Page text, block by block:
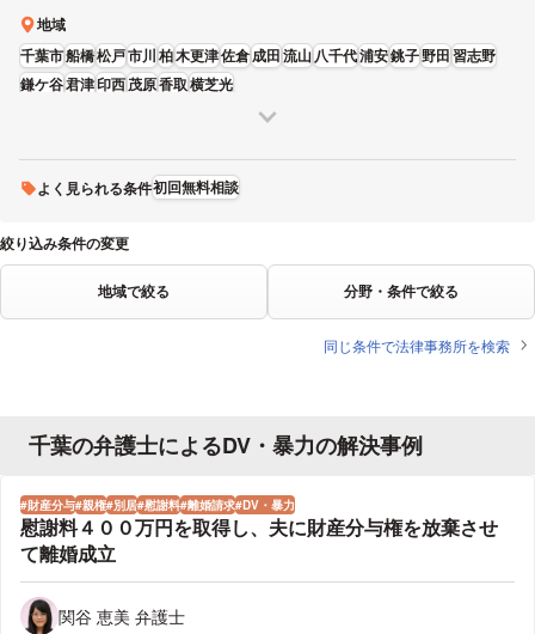
地域
千葉市船橋松戸市川柏木更津佐倉成田流山八千代浦安銚子野田習志野
鎌ケ谷君津印西茂原香取横芝光
よく見られる条件初回無料相談
絞り込み条件の変更
地域で絞る 分野・条件で絞る
同じ条件で法律事務所を検索
千葉の弁護士によるDV・暴力の解決事例
財産分与 親権 別居 慰謝料 離婚請求 DV・暴力
慰謝料４００万円を取得し、夫に財産分与権を放棄させ
て離婚成立
関谷 恵美 弁護士